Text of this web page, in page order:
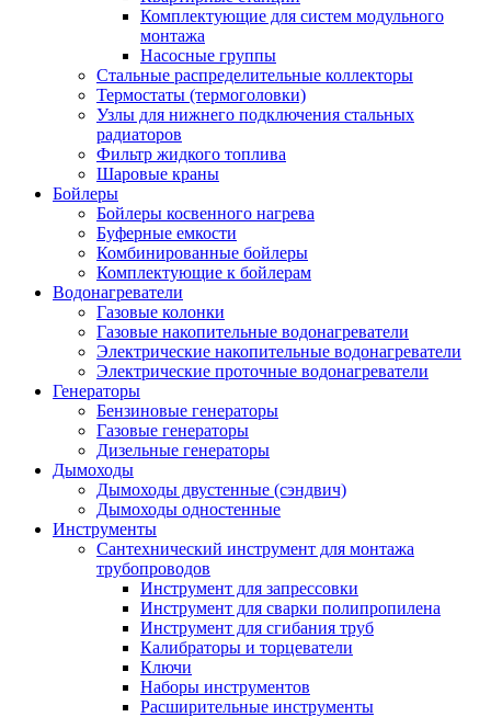
Комплектующие для систем модульного
монтажа
Насосные группы
Стальные распределительные коллекторы
Термостаты (термоголовки)
Узлы для нижнего подключения стальных
радиаторов
Фильтр жидкого топлива
Шаровые краны
Бойлеры
Бойлеры косвенного нагрева
Буферные емкости
Комбинированные бойлеры
Комплектующие к бойлерам
Водонагреватели
Газовые колонки
Газовые накопительные водонагреватели
Электрические накопительные водонагреватели
Электрические проточные водонагреватели
Генераторы
Бензиновые генераторы
Газовые генераторы
Дизельные генераторы
Дымоходы
Дымоходы двустенные (сэндвич)
Дымоходы одностенные
Инструменты
Сантехнический инструмент для монтажа
трубопроводов
Инструмент для запрессовки
Инструмент для сварки полипропилена
Инструмент для сгибания труб
Калибраторы и торцеватели
Ключи
Наборы инструментов
Расширительные инструменты